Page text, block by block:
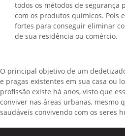
todos os métodos de segurança
com os produtos químicos. Pois
fortes para conseguir eliminar
de sua residência ou comércio.
O principal objetivo de um
e pragas existentes em sua casa ou
profissão existe há anos, visto que
conviver nas áreas urbanas, mesmo
saudáveis convivendo com os seres